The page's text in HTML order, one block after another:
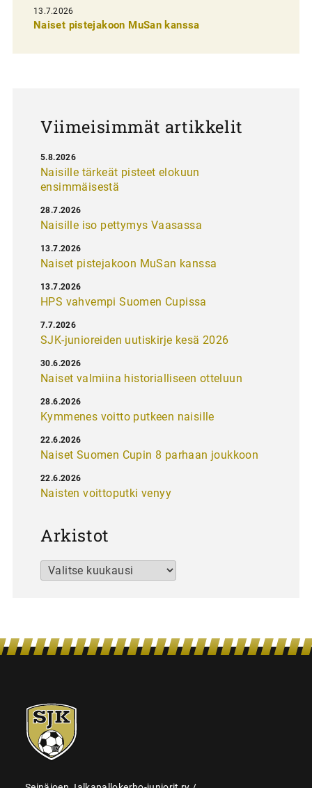
e
13.7.2026
Naiset pistejakoon MuSan kanssa
Viimeisimmät artikkelit
Naisille tärkeät pisteet elokuun
ensimmäisestä
5.8.2026
Naisille iso pettymys Vaasassa
28.7.2026
Naiset pistejakoon MuSan kanssa
13.7.2026
HPS vahvempi Suomen Cupissa
13.7.2026
SJK-junioreiden uutiskirje kesä 2026
7.7.2026
Naiset valmiina historialliseen otteluun
30.6.2026
Kymmenes voitto putkeen naisille
28.6.2026
Naiset Suomen Cupin 8 parhaan joukkoon
22.6.2026
Naisten voittoputki venyy
22.6.2026
Arkistot
Arkistot
SJK-
juniorit